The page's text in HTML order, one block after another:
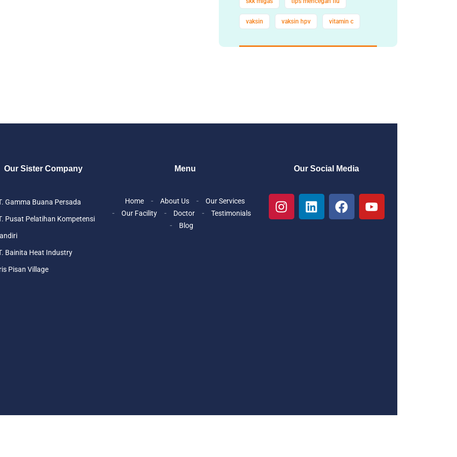
vaksin vaksin hpv vitamin c
Our Sister Company
Gamma Buana Persada
Pusat Pelatihan Kompetensi
Bainita Heat Industry
Pisan Village
Menu
Home About Us
Our Services
Our Facility
Doctor
Testimonials
Blog
Our Social Media